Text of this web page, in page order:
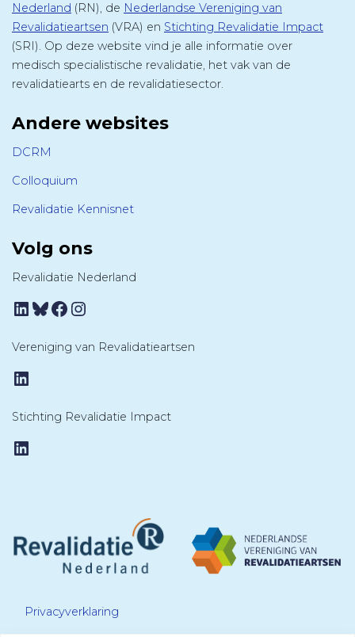
Nederland (RN), de Nederlandse Vereniging van
Revalidatieartsen (VRA) en Stichting Revalidatie Impact
(SRI). Op deze website vind je alle informatie over
medisch specialistische revalidatie, het vak van de
revalidatiearts en de revalidatiesector.
Andere websites
DCRM
Colloquium
Revalidatie Kennisnet
Volg ons
Revalidatie Nederland
LinkedIn
Bluesky
Facebook
Instagram
Vereniging van Revalidatieartsen
LinkedIn
Stichting Revalidatie Impact
LinkedIn
Privacyverklaring